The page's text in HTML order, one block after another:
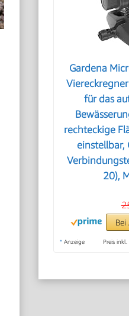
Gardena
für das
rechteckige
einstellbar,
20),
Bei
* Anzeige Preis